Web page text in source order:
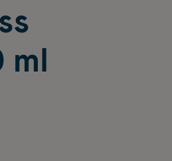
ml